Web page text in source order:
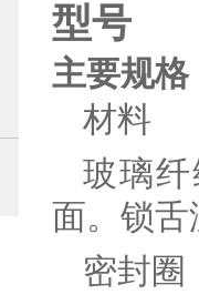
型号
主要规格
材料
玻璃
面。锁
密封圈